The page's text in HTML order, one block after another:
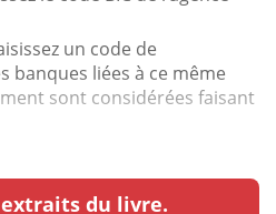
un code de
banques liées à ce même
sont considérées faisant
extraits du livre.